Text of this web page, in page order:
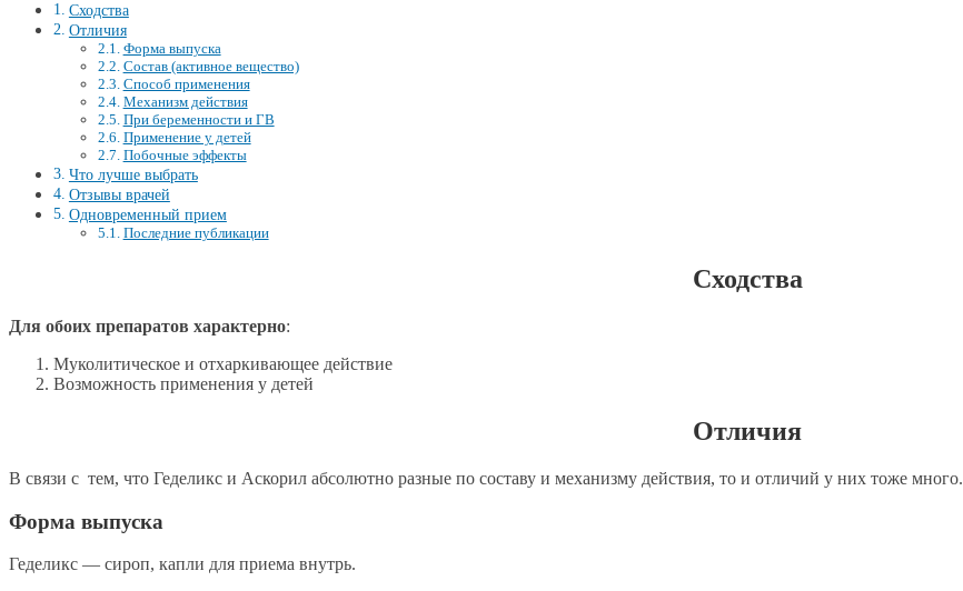
Сходства
Отличия
Форма выпуска
Состав (активное вещество)
Способ применения
Механизм действия
При беременности и ГВ
Применение у детей
Побочные эффекты
Что лучше выбрать
Отзывы врачей
Одновременный прием
Последние публикации
Сходства
Для обоих препаратов характерно:
Муколитическое и отхаркивающее действие
Возможность применения у детей
Отличия
В связи с тем, что Геделикс и Аскорил абсолютно разные по составу и механизму действия, то и отличий у них тоже много.
Форма выпуска
Геделикс — сироп, капли для приема внутрь.